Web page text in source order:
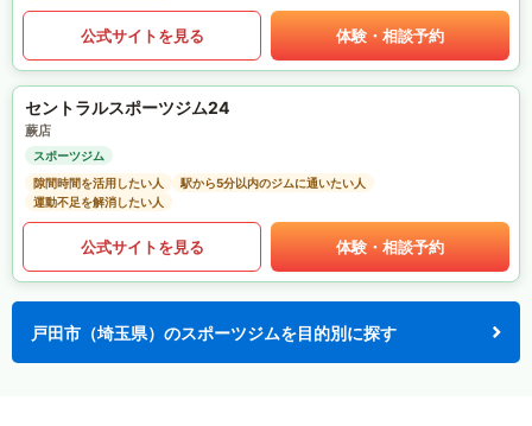
公式サイトを見る 体験・相談予約
セントラルスポーツジム24
蕨店
スポーツジム
隙間時間を活用したい人
駅から5分以内のジムに通いたい人
運動不足を解消したい人
公式サイトを見る 体験・相談予約
戸田市（埼玉県）のスポーツジムを目的別に探す